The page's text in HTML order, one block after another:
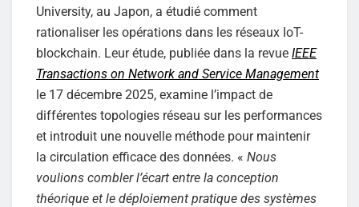
University, au Japon, a étudié comment
rationaliser les opérations dans les réseaux IoT-
blockchain. Leur étude, publiée dans la revue IEEE
Transactions on Network and Service Management
le 17 décembre 2025, examine l’impact de
différentes topologies réseau sur les performances
et introduit une nouvelle méthode pour maintenir
la circulation efficace des données. « Nous
voulions combler l’écart entre la conception
théorique et le déploiement pratique des systèmes